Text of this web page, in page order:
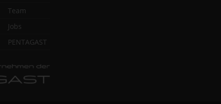
Team
Jobs
PENTAGAST